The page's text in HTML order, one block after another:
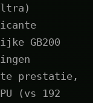
GB200
prestatie,
(vs 192